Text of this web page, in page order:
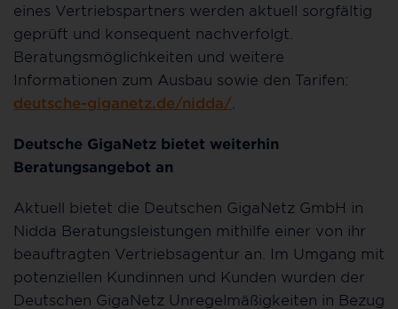
eines Vertriebspartners werden aktuell sorgfältig
geprüft und konsequent nachverfolgt.
Beratungsmöglichkeiten und weitere
Informationen zum Ausbau sowie den Tarifen:
deutsche-giganetz.de/nidda/
Deutsche GigaNetz bietet weiterhin
Beratungsangebot an
Aktuell bietet die Deutschen GigaNetz GmbH in
Nidda Beratungsleistungen mithilfe einer von ihr
beauftragten Vertriebsagentur an. Im Umgang mit
potenziellen Kundinnen und Kunden wurden der
Deutschen GigaNetz Unregelmäßigkeiten in Bezug